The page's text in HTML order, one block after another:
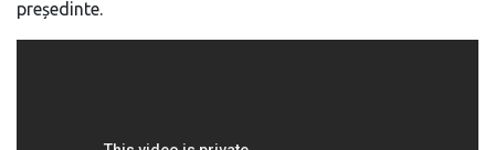
președinte.